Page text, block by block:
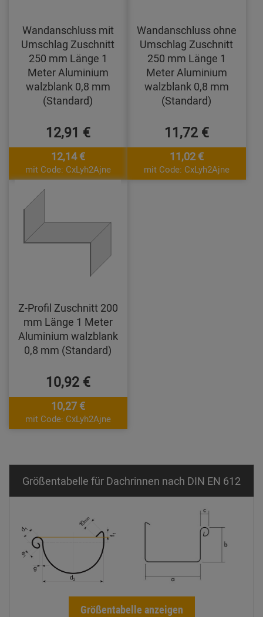
Wandanschluss mit
Umschlag Zuschnitt
250 mm Länge 1
Meter Aluminium
walzblank 0,8 mm
(Standard)
12,91 €
12,14 €
mit Code: CxLyh2Ajne
Wandanschluss ohne
Umschlag Zuschnitt
250 mm Länge 1
Meter Aluminium
walzblank 0,8 mm
(Standard)
11,72 €
11,02 €
mit Code: CxLyh2Ajne
Z-Profil Zuschnitt 200
mm Länge 1 Meter
Aluminium walzblank
0,8 mm (Standard)
10,92 €
10,27 €
mit Code: CxLyh2Ajne
Größentabelle für Dachrinnen nach DIN EN 612
Größentabelle anzeigen